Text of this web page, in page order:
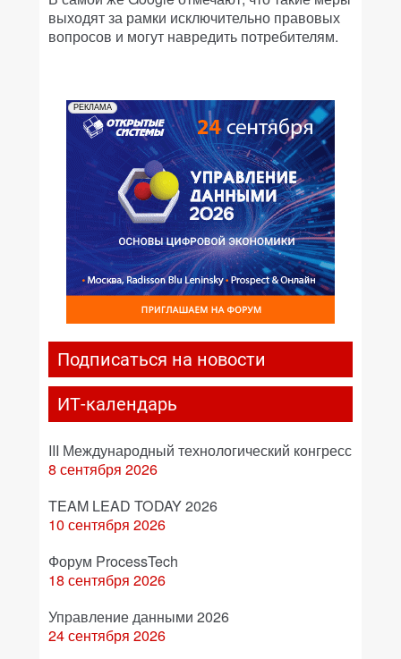
выходят за рамки исключительно правовых
вопросов и могут навредить потребителям.
РЕКЛАМА
Подписаться на новости
ИТ-календарь
III Международный технологический конгресс
8 сентября 2026
TEAM LEAD TODAY 2026
10 сентября 2026
Форум ProcessTech
18 сентября 2026
Управление данными 2026
24 сентября 2026